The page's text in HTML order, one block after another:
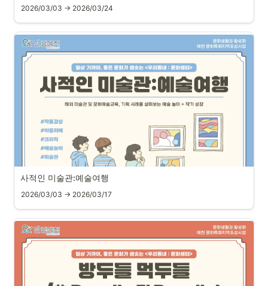
2026/03/03 → 2026/03/24
사적인 미술관:예술여행
2026/03/03 → 2026/03/17